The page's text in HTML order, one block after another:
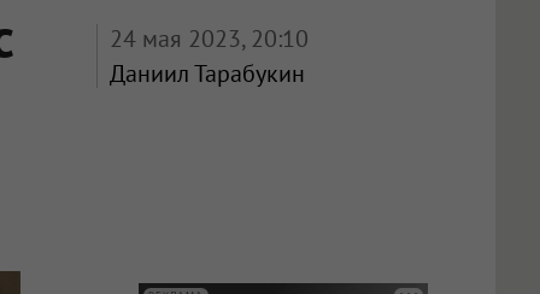
24 мая 2023, 20:10
Даниил Тарабукин